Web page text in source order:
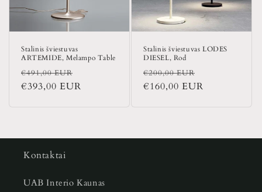
Stalinis šviestuvas
ARTEMIDE, Melampo Table
Įprasta
kaina
€491,00 EUR
kaina
€393,00 EUR
Stalinis šviestuvas LODES
DIESEL, Rod
Įprasta
kaina
€200,00 EUR
kaina
€160,00 EUR
Kontaktai
UAB Interio Kaunas